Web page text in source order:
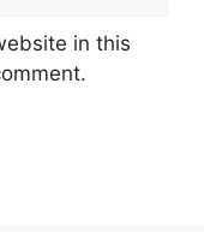
in this